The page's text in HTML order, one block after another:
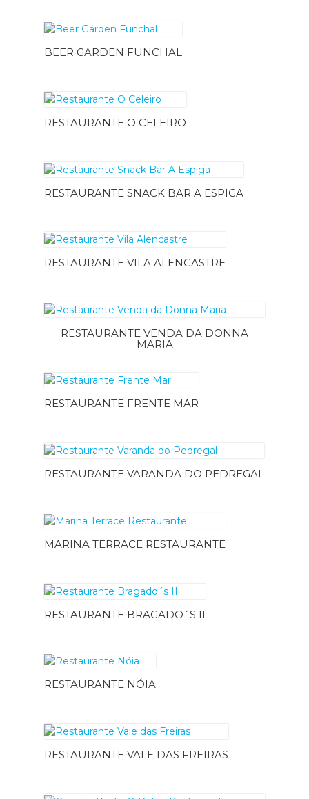
BEER GARDEN FUNCHAL
RESTAURANTE O CELEIRO
RESTAURANTE SNACK BAR A ESPIGA
RESTAURANTE VILA ALENCASTRE
RESTAURANTE VENDA DA DONNA
MARIA
RESTAURANTE FRENTE MAR
RESTAURANTE VARANDA DO PEDREGAL
MARINA TERRACE RESTAURANTE
RESTAURANTE BRAGADO´S II
RESTAURANTE NÓIA
RESTAURANTE VALE DAS FREIRAS